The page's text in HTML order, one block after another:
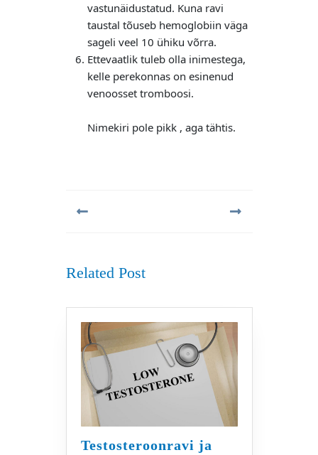
vastunäidustatud. Kuna ravi
taustal tõuseb hemoglobiin väga
sageli veel 10 ühiku võrra.
Ettevaatlik tuleb olla inimestega,
kelle perekonnas on esinenud
venoosset tromboosi.
Nimekiri pole pikk , aga tähtis.
Related Post
Testosteroonravi ja